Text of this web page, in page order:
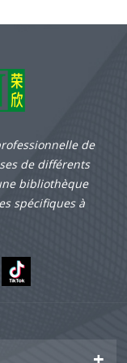
de
de différents
bibliothèque
spécifiques à